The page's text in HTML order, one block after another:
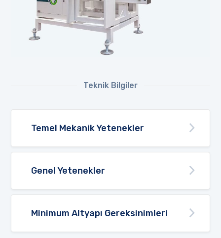
Teknik Bilgiler
Temel Mekanik Yetenekler
Genel Yetenekler
Minimum Altyapı Gereksinimleri